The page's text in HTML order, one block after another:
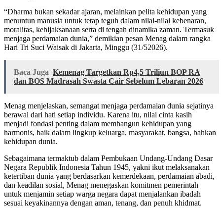
“Dharma bukan sekadar ajaran, melainkan pelita kehidupan yang
menuntun manusia untuk tetap teguh dalam nilai-nilai kebenaran,
moralitas, kebijaksanaan serta di tengah dinamika zaman. Termasuk
menjaga perdamaian dunia,” demikian pesan Menag dalam rangka
Hari Tri Suci Waisak di Jakarta, Minggu (31/52026).
Baca Juga Kemenag Targetkan Rp4,5 Triliun BOP RA
dan BOS Madrasah Swasta Cair Sebelum Lebaran 2026
Menag menjelaskan, semangat menjaga perdamaian dunia sejatinya
berawal dari hati setiap individu. Karena itu, nilai cinta kasih
menjadi fondasi penting dalam membangun kehidupan yang
harmonis, baik dalam lingkup keluarga, masyarakat, bangsa, bahkan
kehidupan dunia.
Sebagaimana termaktub dalam Pembukaan Undang-Undang Dasar
Negara Republik Indonesia Tahun 1945, yakni ikut melaksanakan
ketertiban dunia yang berdasarkan kemerdekaan, perdamaian abadi,
dan keadilan sosial, Menag menegaskan komitmen pemerintah
untuk menjamin setiap warga negara dapat menjalankan ibadah
sesuai keyakinannya dengan aman, tenang, dan penuh khidmat.